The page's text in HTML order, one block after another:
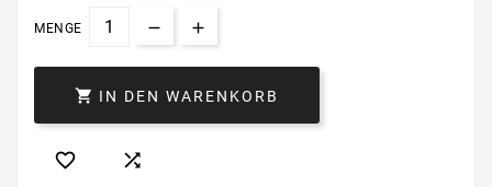
MENGE
 IN DEN WARENKORB
 